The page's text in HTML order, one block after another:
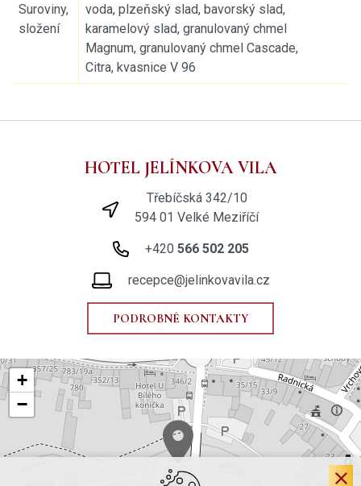
Suroviny,
složení
voda, plzeňský slad, bavorský slad,
karamelový slad, granulovaný chmel
Magnum, granulovaný chmel Cascade,
Citra, kvasnice V 96
HOTEL JELÍNKOVA VILA
Třebíčská 342/10
594 01 Velké Meziříčí
+420 566 502 205
recepce@jelinkovavila.cz
PODROBNÉ KONTAKTY
+
−